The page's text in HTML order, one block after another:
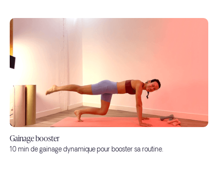
Gainage booster
10 min de gainage dynamique pour booster sa routine.